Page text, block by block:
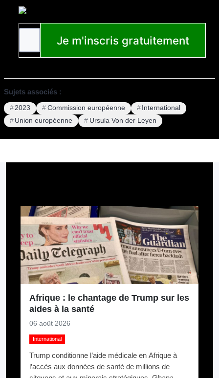
Sujets associés :
2023 Commission européenne
International
Union européenne
Ursula Von der Leyen
Afrique : le chantage de Trump sur les
aides à la santé
06 août 2026
International
Trump conditionne l’aide médicale en Afrique à
l’accès aux données de santé de millions de